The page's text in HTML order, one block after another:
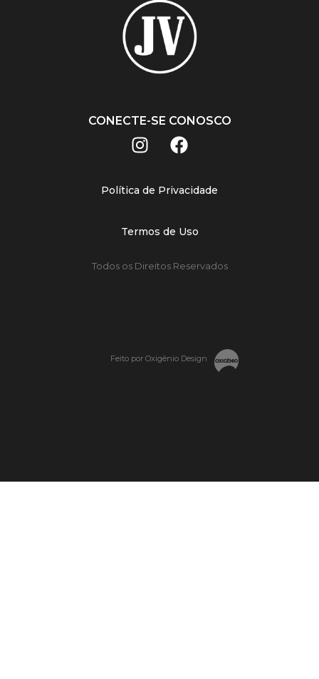
CONECTE-SE CONOSCO
Política de Privacidade
Termos de Uso
Todos os Direitos Reservados
Feito por Oxigênio Design